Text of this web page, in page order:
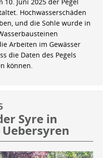
Hochwasserschäden
und die Sohle wurde in
Arbeiten im Gewässer
die Daten des Pegels
können.
Syre in